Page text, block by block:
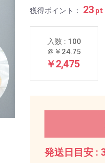
獲得ポイント： 23 pt
入数 : 100
＠￥24.75
￥2,475
発送日目安 :